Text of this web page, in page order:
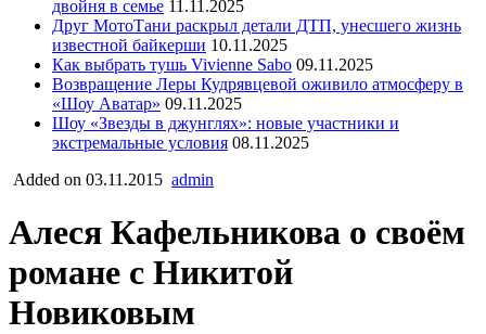
двойня в семье 11.11.2025
Друг МотоТани раскрыл детали ДТП, унесшего жизнь
известной байкерши 10.11.2025
Как выбрать тушь Vivienne Sabo 09.11.2025
Возвращение Леры Кудрявцевой оживило атмосферу в
«Шоу Аватар» 09.11.2025
Шоу «Звезды в джунглях»: новые участники и
экстремальные условия 08.11.2025
Added on 03.11.2015 admin
Алеся Кафельникова о своём
романе с Никитой
Новиковым